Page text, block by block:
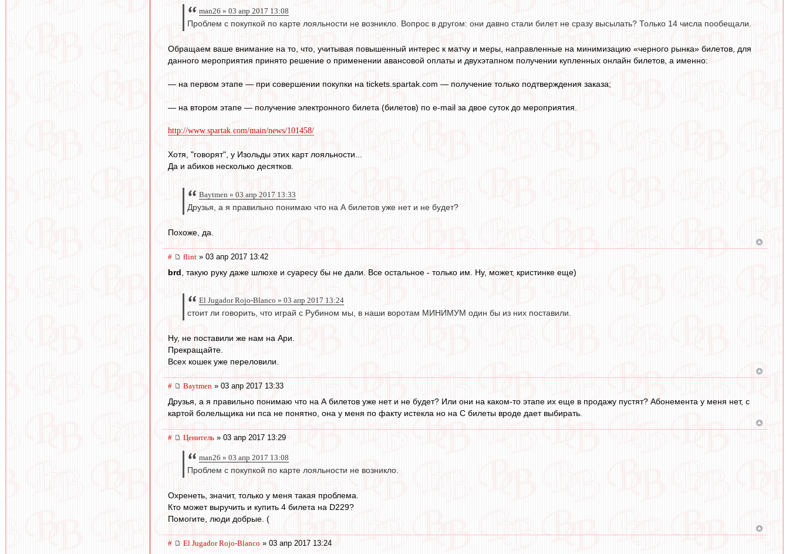
man26 » 03 апр 2017 13:08
Проблем с покупкой по карте лояльности не возникло. Вопрос в другом: они давно стали билет не сразу высылать? Только 14 числа пообещали.
Обращаем ваше внимание на то, что, учитывая повышенный интерес к матчу и меры, направленные на минимизацию «черного рынка» билетов, для
данного мероприятия принято решение о применении авансовой оплаты и двухэтапном получении купленных онлайн билетов, а именно:
— на первом этапе — при совершении покупки на tickets.spartak.com — получение только подтверждения заказа;
— на втором этапе — получение электронного билета (билетов) по e-mail за двое суток до мероприятия.
http://www.spartak.com/main/news/101458/
Хотя, "говорят", у Изольды этих карт лояльности...
Да и абиков несколько десятков.
Baytmen » 03 апр 2017 13:33
Друзья, а я правильно понимаю что на А билетов уже нет и не будет?
Похоже, да.
# flint » 03 апр 2017 13:42
brd , такую руку даже шлюхе и суаресу бы не дали. Все остальное - только им. Ну, может, кристинке еще)
El Jugador Rojo-Blanco » 03 апр 2017 13:24
стоит ли говорить, что играй с Рубином мы, в наши воротам МИНИМУМ один бы из них поставили.
Ну, не поставили же нам на Ари.
Прекращайте.
Всех кошек уже переловили.
# Baytmen » 03 апр 2017 13:33
Друзья, а я правильно понимаю что на А билетов уже нет и не будет? Или они на каком-то этапе их еще в продажу пустят? Абонемента у меня нет, с
картой болельщика ни пса не понятно, она у меня по факту истекла но на С билеты вроде дает выбирать.
# Ценитель » 03 апр 2017 13:29
man26 » 03 апр 2017 13:08
Проблем с покупкой по карте лояльности не возникло.
Охренеть, значит, только у меня такая проблема.
Кто может выручить и купить 4 билета на D229?
Помогите, люди добрые. (
# El Jugador Rojo-Blanco » 03 апр 2017 13:24